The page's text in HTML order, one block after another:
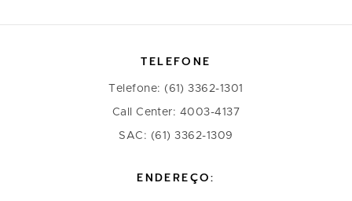
TELEFONE
Telefone: (61) 3362-1301
Call Center: 4003-4137
SAC: (61) 3362-1309
ENDEREÇO: